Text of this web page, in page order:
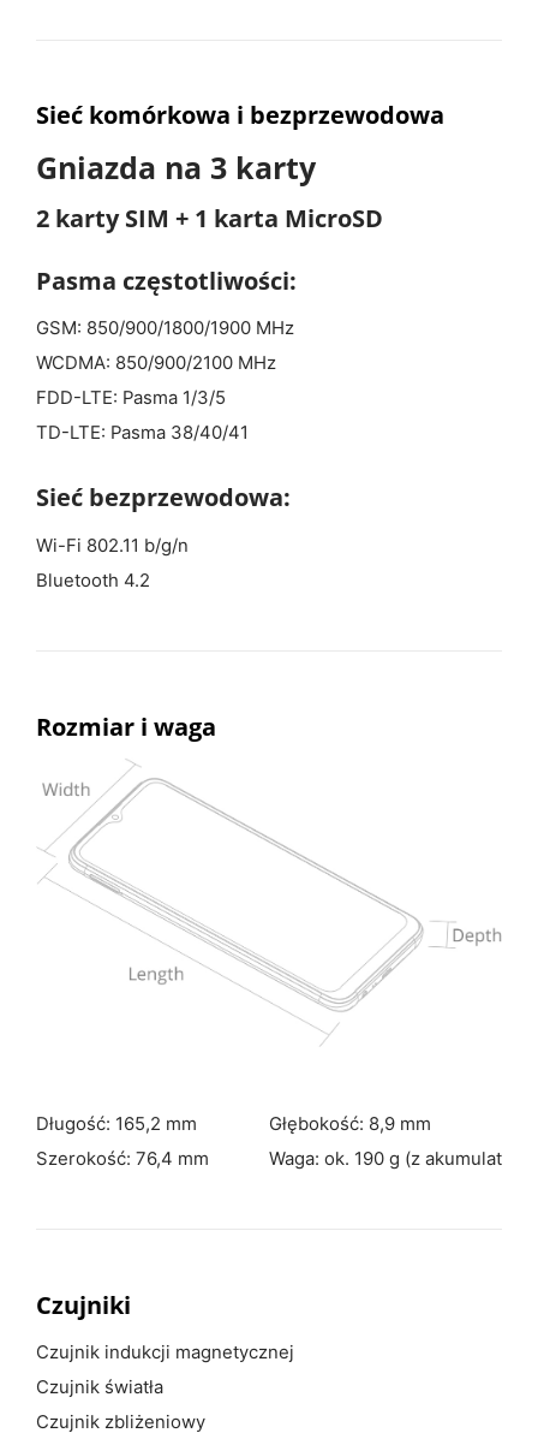
Sieć komórkowa i bezprzewodowa
Gniazda na 3 karty
2 karty SIM + 1 karta MicroSD
Pasma częstotliwości:
GSM: 850/900/1800/1900 MHz
WCDMA: 850/900/2100 MHz
FDD-LTE: Pasma 1/3/5
TD-LTE: Pasma 38/40/41
Sieć bezprzewodowa:
Wi-Fi 802.11 b/g/n
Bluetooth 4.2
Rozmiar i waga
Długość: 165,2 mm
Szerokość: 76,4 mm
Głębokość: 8,9 mm
Waga: ok. 190 g (z
Czujniki
Czujnik indukcji magnetycznej
Czujnik światła
Czujnik zbliżeniowy